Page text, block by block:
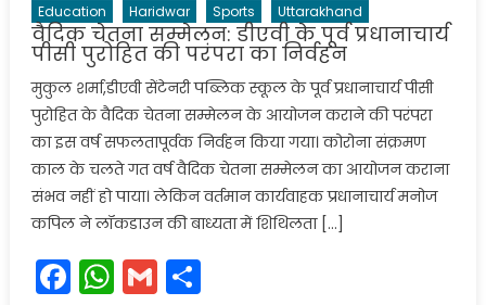
Education Haridwar Sports Uttarakhand
वैदिक चेतना सम्मेलन: डीएवी के पूर्व प्रधानाचार्य
पीसी पुरोहित की परंपरा का निर्वहन
मुकुल शर्मा,डीएवी सेंटेनरी पब्लिक स्कूल के पूर्व प्रधानाचार्य पीसी
पुरोहित के वैदिक चेतना सम्मेलन के आयोजन कराने की परंपरा
का इस वर्ष सफलतापूर्वक निर्वहन किया गया। कोरोना संक्रमण
काल के चलते गत वर्ष वैदिक चेतना सम्मेलन का आयोजन कराना
संभव नहीं हो पाया। लेकिन वर्तमान कार्यवाहक प्रधानाचार्य मनोज
कपिल ने लॉकडाउन की बाध्यता में शिथिलता […]
Facebook
WhatsApp
GmailShare